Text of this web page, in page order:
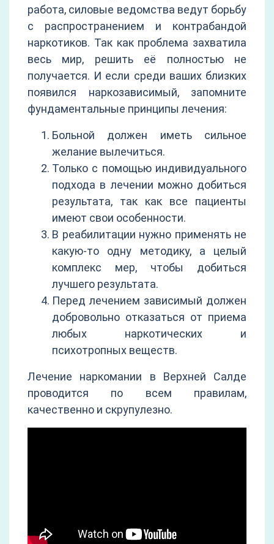
работа, силовые ведомства ведут борьбу
с распространением и контрабандой
наркотиков. Так как проблема захватила
весь мир, решить её полностью не
получается. И если среди ваших близких
появился наркозависимый, запомните
фундаментальные принципы лечения:
Больной должен иметь сильное
желание вылечиться.
Только с помощью индивидуального
подхода в лечении можно добиться
результата, так как все пациенты
имеют свои особенности.
В реабилитации нужно применять не
какую-то одну методику, а целый
комплекс мер, чтобы добиться
лучшего результата.
Перед лечением зависимый должен
добровольно отказаться от приема
любых наркотических и
психотропных веществ.
Лечение наркомании в Верхней Салде
проводится по всем правилам,
качественно и скрупулезно.